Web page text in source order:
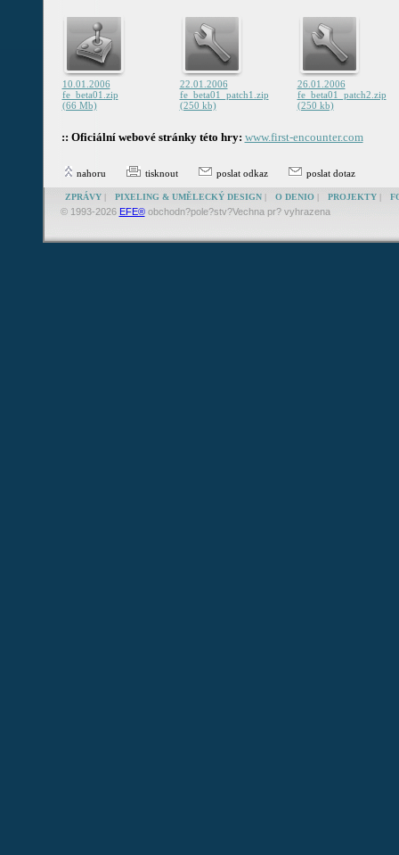
10.01.2006
fe_beta01.zip
(66 Mb)
22.01.2006
fe_beta01_patch1.zip
(250 kb)
26.01.2006
fe_beta01_patch2.zip
(250 kb)
:: Oficiální webové stránky této hry: www.first-encounter.com
nahoru tisknout poslat odkaz poslat dotaz
ZPRÁVY| PIXELING & UMĚLECKÝ DESIGN| O DENIO| PROJEKTY|
© 1993-2026 EFE®obchodn?pole?stv?Vechna pr? vyhrazena